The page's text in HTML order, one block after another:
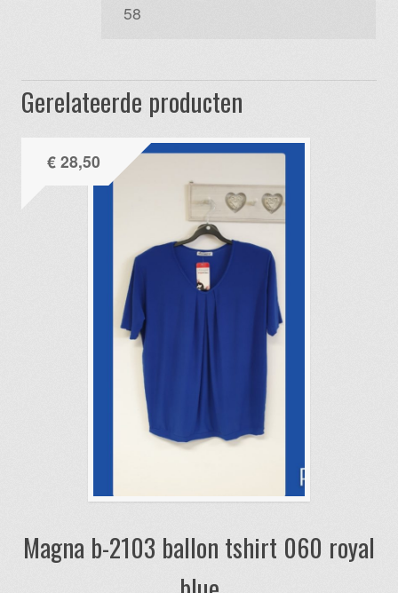
58
Gerelateerde producten
Magna b-2103 ballon tshirt 060 royal
€28,50